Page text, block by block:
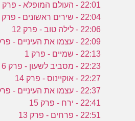
22:01 - העולם המופלא - פרק 17
22:04 - שירים ראשונים - פרק 59
22:06 - לילה טוב - פרק 12
22:09 - עצמו את העיניים - פרק 14
22:13 - שמיים - פרק 1
22:23 - מסביב לשעון - פרק 6
22:27 - אוקיינוס - פרק 14
22:37 - עצמו את העיניים - פרק 3
22:41 - ירח - פרק 15
22:51 - פרחים - פרק 13